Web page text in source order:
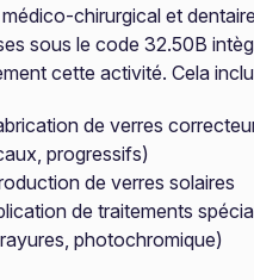
chirurgical et
sous le code 32.50B
cette activité. Cela
de verres
progressifs)
de verres solaires
de traitements
photochromique)